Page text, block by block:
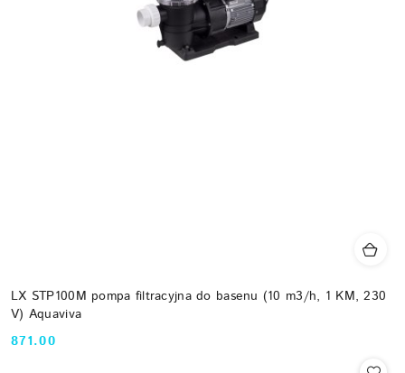
LX STP100M pompa filtracyjna do basenu (10 m3/h, 1 KM, 230
V) Aquaviva
Cena:
871.00